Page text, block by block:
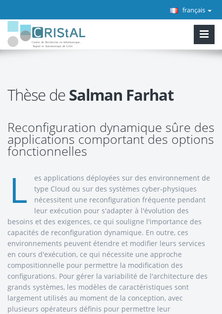
français
Thèse deSalman Farhat
Reconfiguration dynamique sûre des
applications comportant des options
fonctionnelles
L
es applications déployées sur des environnement de
type Cloud ou sur des systèmes cyber-physiques
nécessitent une reconfiguration fréquente pendant
leur exécution pour s'adapter à l'évolution des
besoins et des exigences, ce qui souligne l'importance des
capacités de reconfiguration dynamique. En outre, ces
environnements peuvent étendre et modifier leurs services
en cours d'exécution, ce qui nécessite une approche
compositionnelle pour permettre la modification des
configurations. Pour gérer la variabilité de l'architecture des
grands systèmes, les modèles de caractéristiques sont
largement utilisés au moment de la conception, avec
plusieurs opérateurs définis pour permettre leur